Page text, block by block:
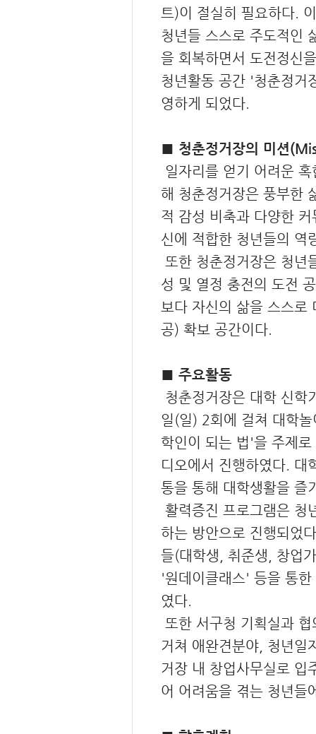
트)이 절실히 필요하다.
청년들 스스로 주도적인
을 회복하면서 도전정신
청년활동 공간 '청춘정거
영하게 되었다.
■ 청춘정거장의 미션
일자리를 얻기 어려운
해 청춘정거장은 풍부한
적 감성 비축과 다양한
신에 적합한 청년들의 역
또한 청춘정거장은 청년
성 및 열정 충전의 도전
보다 자신의 삶을 스스로
공) 확보 공간이다.
■ 주요활동
청춘정거장은 대학 신
일(일) 2회에 걸쳐 대학
학인이 되는 법'을 주제
디오에서 진행하였다. 대
통을 통해 대학생활을 즐
활력증진 프로그램은 청
하는 방안으로 진행되었
들(대학생, 취준생, 창업
'원데이클래스' 등을 통
였다.
또한 서구청 기획실과
거쳐 애완견분야, 청년일
거장 내 창업사무실로 입
어 어려움을 겪는 청년들